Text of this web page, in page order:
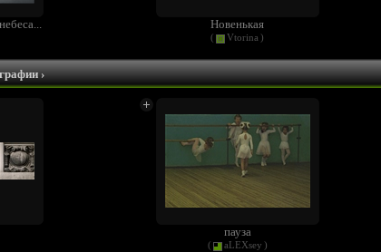
Новенькая
( Vtorina )
›
пауза
( aLEXsey )